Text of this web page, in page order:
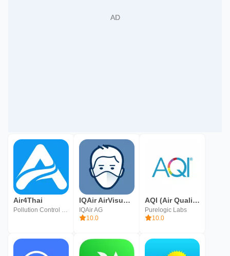
Air4Thai
Pollution Control Department, Thailand
IQAir AirVisual 미세먼지, 공기질 예보
IQAir AG
10.0
AQI (Air Quality Index)
Purelogic Labs
10.0